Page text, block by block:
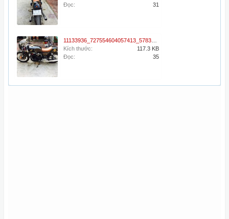
Đọc:
31
Kích thước:
117.3 KB
Đọc:
35